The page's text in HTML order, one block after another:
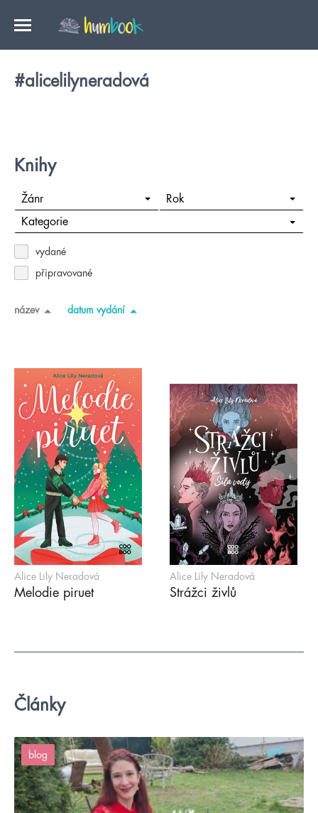
#alicelilyneradová
Knihy
Žánr Rok
Kategorie
vydané
připravované
název datum vydání
Alice Lily Neradová
Melodie piruet
Alice Lily Neradová
Strážci živlů
Články
blog